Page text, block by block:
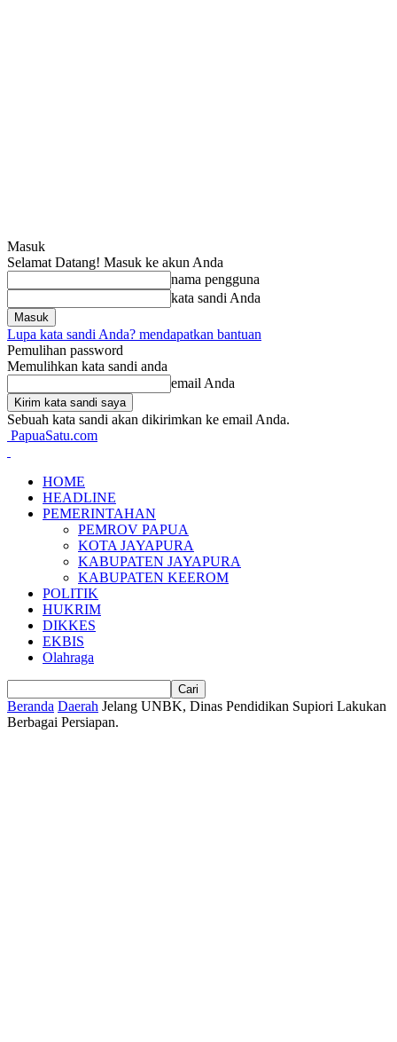
Masuk
Selamat Datang! Masuk ke akun Anda
nama pengguna
kata sandi Anda
Lupa kata sandi Anda? mendapatkan bantuan
Pemulihan password
Memulihkan kata sandi anda
email Anda
Sebuah kata sandi akan dikirimkan ke email Anda.
PapuaSatu.com
HOME
HEADLINE
PEMERINTAHAN
PEMROV PAPUA
KOTA JAYAPURA
KABUPATEN JAYAPURA
KABUPATEN KEEROM
POLITIK
HUKRIM
DIKKES
EKBIS
Olahraga
Beranda Daerah Jelang UNBK, Dinas Pendidikan Supiori Lakukan
Berbagai Persiapan.